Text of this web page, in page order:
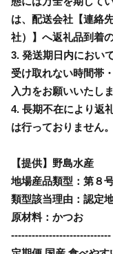
は、配送会社【連絡
社）】へ返礼品到着
3. 発送期日内におい
受け取れない時間帯
入力をお願いいたしま
4. 長期不在により返
は行っておりません
【提供】野島水産
地場産品類型：第８
類型該当理由：認定
原材料：かつお
-----------------------------